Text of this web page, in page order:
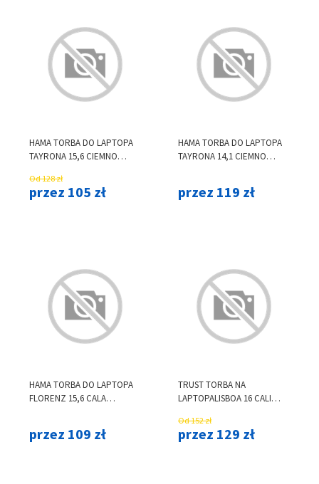
HAMA TORBA DO LAPTOPA
TAYRONA 15,6 CIEMNO
Od 128 zł
przez 105 zł
HAMA TORBA DO LAPTOPA
TAYRONA 14,1 CIEMNO
przez 119 zł
HAMA TORBA DO LAPTOPA
FLORENZ 15,6 CALA
przez 109 zł
TRUST TORBA NA
LAPTOPALISBOA 16 CALI
Od 152 zł
przez 129 zł